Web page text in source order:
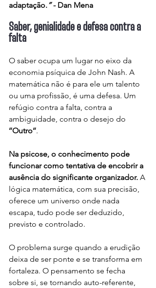
adaptação.” - Dan Mena
Saber, genialidade e defesa contra a
falta
O saber ocupa um lugar no eixo da
economia psíquica de John Nash. A
matemática não é para ele um talento
ou uma profissão, é uma defesa. Um
refúgio contra a falta, contra a
ambiguidade, contra o desejo do
’’Outro’’.
Na psicose, o conhecimento pode
funcionar como tentativa de encobrir a
ausência do significante organizador. A
lógica matemática, com sua precisão,
oferece um universo onde nada
escapa, tudo pode ser deduzido,
previsto e controlado.
O problema surge quando a erudição
deixa de ser ponte e se transforma em
fortaleza. O pensamento se fecha
sobre si, se tornando auto-referente,